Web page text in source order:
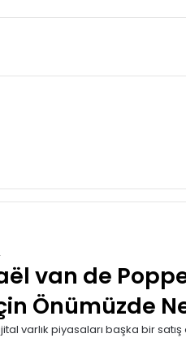
van de
Önümüzde
varlık piyasaları başka bir